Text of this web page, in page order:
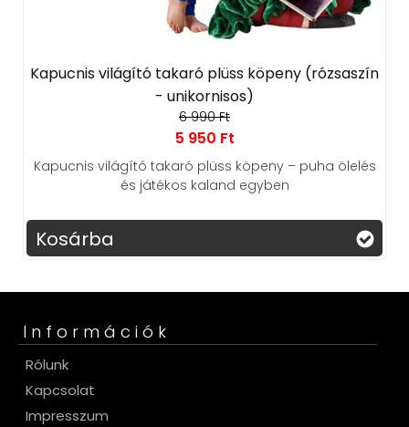
Kapucnis világító takaró plüss köpeny (rózsaszín
- unikornisos)
6 990 Ft
5 950 Ft
Kapucnis világító takaró plüss köpeny – puha ölelés
és játékos kaland egyben
Kosárba
Információk
Rólunk
Kapcsolat
Impresszum